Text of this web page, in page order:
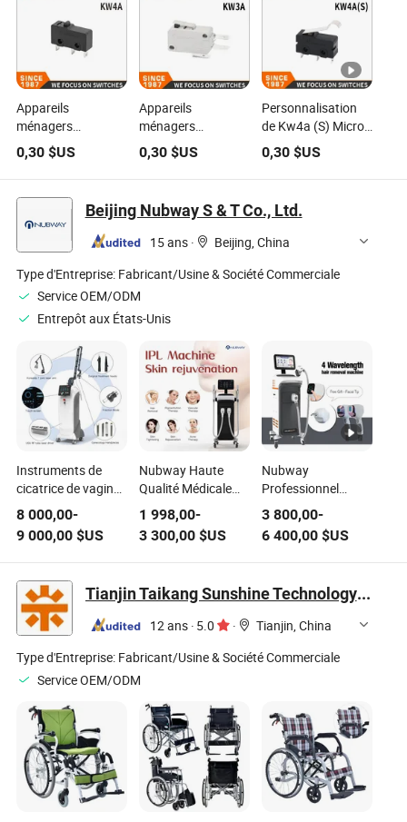
Appareils
ménagers
Équipements
médicaux Outils de
circulation Micro-
interrupteur
0,30 $US
Appareils
ménagers
Équipements
médicaux Outils de
circulation
bureau Micro-
interrupteur
0,30$US
Personnalisation
de Kw4a (S) Micro
Interrupteur pour
Appareils
Ménagers et
Médicaux
0,30$US
Beijing Nubway S & T Co., Ltd.
15 ans ·
Beijing, China
Type d'Entreprise: Fabricant/Usine & Société Commerciale
Service OEM/ODM
Entrepôt aux États-Unis
Instruments de
cicatrice de vagin
en Chine Pékin 70W
Équipement
fractionné CO2
Laser Ent Médical
pour la beauté
8 000,00-
9 000,00 $US
Nubway Haute
Qualité Médicale
3000W E Lumière
Traitement Acné
Rajeunissement de
la Peau Opt
IPL avec Deux
Différentes
1 998,00-
3 300,00$US
Nubway
Professionnel
3000W 4
Wavelength CE
Appareil Médical
Laser à Diode
Épilation Laser
Rajeunissement de
la Peau
3 800,00-
6 400,00$US
Tianjin Taikang Sunshine Technology Co., Ltd.
12 ans · 5.0 ·
Tianjin, China
Type d'Entreprise: Fabricant/Usine & Société Commerciale
Service OEM/ODM